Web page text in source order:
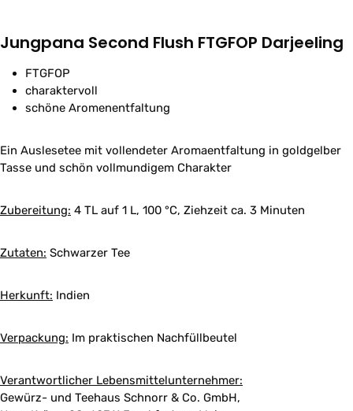
Jungpana Second Flush FTGFOP Darjeeling
FTGFOP
charaktervoll
schöne Aromenentfaltung
Ein Auslesetee mit vollendeter Aromaentfaltung in goldgelber
Tasse und schön vollmundigem Charakter
Zubereitung: 4 TL auf 1 L, 100 °C, Ziehzeit ca. 3 Minuten
Zutaten: Schwarzer Tee
Herkunft: Indien
Verpackung: Im praktischen Nachfüllbeutel
Verantwortlicher Lebensmittelunternehmer:
Gewürz- und Teehaus Schnorr & Co. GmbH,